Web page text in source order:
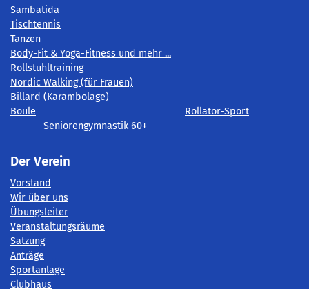
Sambatida
Tischtennis
Tanzen
Body-Fit & Yoga-Fitness und mehr ...
Rollstuhltraining
Nordic Walking (für Frauen)
Billard (Karambolage)
Boule
Rollator-Sport
Seniorengymnastik 60+
Der Verein
Vorstand
Wir über uns
Übungsleiter
Veranstaltungsräume
Satzung
Anträge
Sportanlage
Clubhaus